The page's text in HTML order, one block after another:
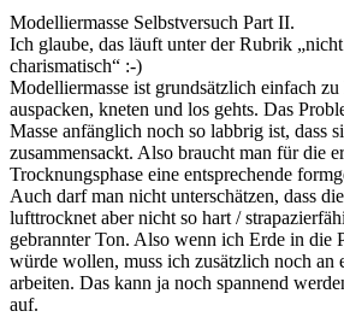
Modelliermasse Selbstversuch Part II.
Ich glaube, das läuft unter der Rubrik
charismatisch“ :-)
Modelliermasse ist grundsätzlich einfach zu
auspacken, kneten und los gehts. Das
Masse anfänglich noch so labbrig ist, dass
zusammensackt. Also braucht man für die
Trocknungsphase eine entsprechende
Auch darf man nicht unterschätzen, dass
lufttrocknet aber nicht so hart /
gebrannter Ton. Also wenn ich Erde in die
würde wollen, muss ich zusätzlich noch an
arbeiten. Das kann ja noch spannend
auf.